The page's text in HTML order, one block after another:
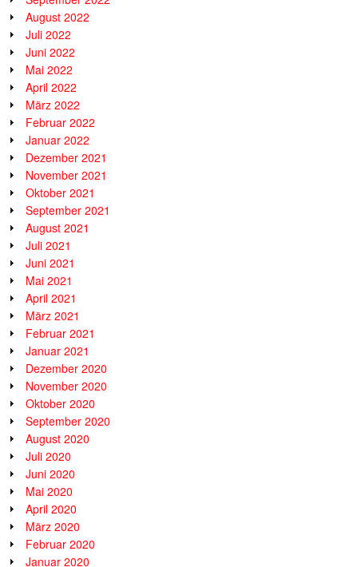
August 2022
Juli 2022
Juni 2022
Mai 2022
April 2022
März 2022
Februar 2022
Januar 2022
Dezember 2021
November 2021
Oktober 2021
September 2021
August 2021
Juli 2021
Juni 2021
Mai 2021
April 2021
März 2021
Februar 2021
Januar 2021
Dezember 2020
November 2020
Oktober 2020
September 2020
August 2020
Juli 2020
Juni 2020
Mai 2020
April 2020
März 2020
Februar 2020
Januar 2020